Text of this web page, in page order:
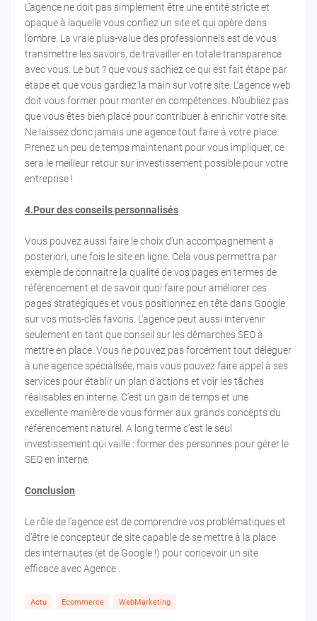
L’agence ne doit pas simplement être une entité stricte et
opaque à laquelle vous confiez un site et qui opère dans
l’ombre. La vraie plus-value des professionnels est de vous
transmettre les savoirs, de travailler en totale transparence
avec vous. Le but ? que vous sachiez ce qui est fait étape par
étape et que vous gardiez la main sur votre site. L’agence web
doit vous former pour monter en compétences. N’oubliez pas
que vous êtes bien placé pour contribuer à enrichir votre site.
Ne laissez donc jamais une agence tout faire à votre place.
Prenez un peu de temps maintenant pour vous impliquer, ce
sera le meilleur retour sur investissement possible pour votre
entreprise !
4.Pour des conseils personnalisés
Vous pouvez aussi faire le choix d’un accompagnement a
posteriori, une fois le site en ligne. Cela vous permettra par
exemple de connaitre la qualité de vos pages en termes de
référencement et de savoir quoi faire pour améliorer ces
pages stratégiques et vous positionnez en tête dans Google
sur vos mots-clés favoris. L’agence peut aussi intervenir
seulement en tant que conseil sur les démarches SEO à
mettre en place. Vous ne pouvez pas forcément tout déléguer
à une agence spécialisée, mais vous pouvez faire appel à ses
services pour établir un plan d’actions et voir les tâches
réalisables en interne. C’est un gain de temps et une
excellente manière de vous former aux grands concepts du
référencement naturel. A long terme c’est le seul
investissement qui vaille : former des personnes pour gérer le
SEO en interne.
Conclusion
Le rôle de l’agence est de comprendre vos problématiques et
d’être le concepteur de site capable de se mettre à la place
des internautes (et de Google !) pour concevoir un site
efficace avec Agence .
Actu Ecommerce WebMarketing